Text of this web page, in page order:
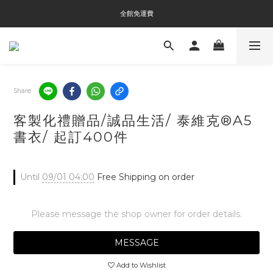
全館免運費
全館免運費
全館消費滿$3000即贈Tyvek®環保袋
Share
客製化禮贈品/誠品生活/ 泰維克®A5
書衣/ 起訂400件
Until 09/01 04:00 Free Shipping on order
Please message the shop owner for order details.
MESSAGE
Add to Wishlist